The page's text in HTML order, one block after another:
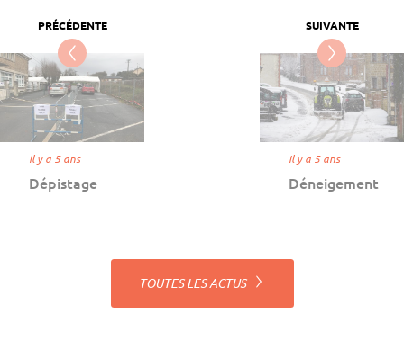
Dépistage
il y a 5 ans
Déneigement
il y a 5 ans
TOUTES LES ACTUS